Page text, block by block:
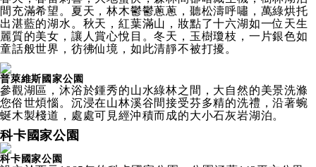
間充滿希望。夏天，林木鬱鬱蔥蔥，聽松濤呼嘯，萬綠烘托
出湛藍的湖水。秋天，紅葉滿山，妝點了十六湖如一位天生
麗質的美女，讓人賞心悅目。冬天，玉樹瓊枝，一片銀色如
童話般世界，彷彿仙境，如此清靜不被打擾。
普萊維斯國家公園
參觀湖區，沐浴於鍾秀的山水綠林之間，大自然的美景洗滌
您俗世煩惱。沉浸在山林溪谷間接受芬多精的洗禮，沿著蜿
蜒木製棧道，處處可見經沖積而成的大小石灰岩湖泊。
科卡國家公園
科卡國家公園